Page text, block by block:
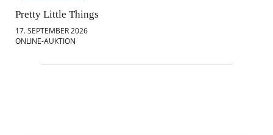
Pretty Little Things
17. SEPTEMBER 2026
ONLINE-AUKTION